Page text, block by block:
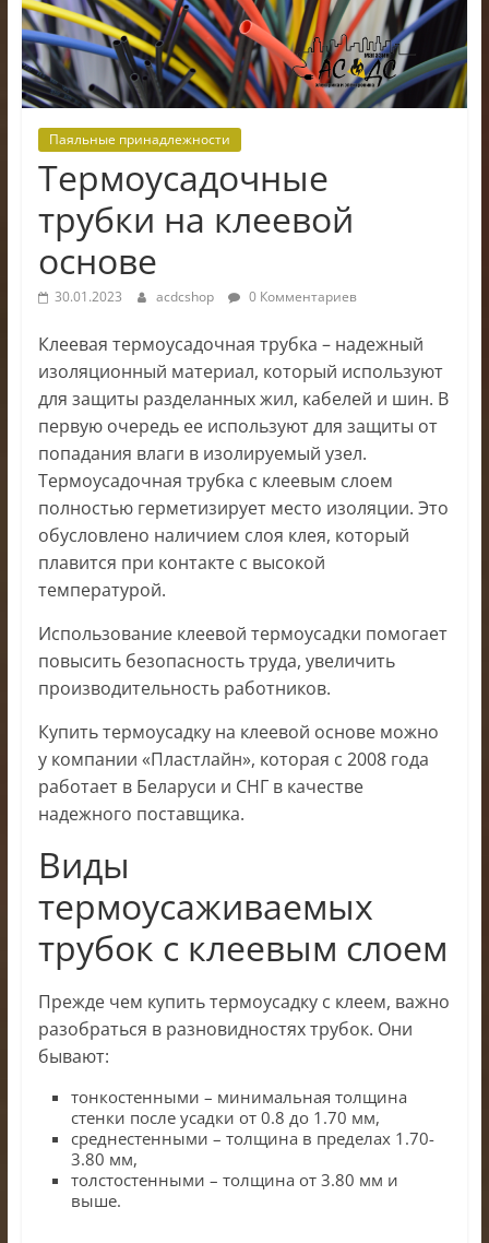
Паяльные принадлежности
Термоусадочные
трубки на клеевой
основе
30.01.2023 acdcshop 0 Комментариев
Клеевая термоусадочная трубка – надежный
изоляционный материал, который используют
для защиты разделанных жил, кабелей и шин. В
первую очередь ее используют для защиты от
попадания влаги в изолируемый узел.
Термоусадочная трубка с клеевым слоем
полностью герметизирует место изоляции. Это
обусловлено наличием слоя клея, который
плавится при контакте с высокой
температурой.
Использование клеевой термоусадки помогает
повысить безопасность труда, увеличить
производительность работников.
Купить термоусадку на клеевой основе можно
у компании «Пластлайн», которая с 2008 года
работает в Беларуси и СНГ в качестве
надежного поставщика.
Виды
термоусаживаемых
трубок с клеевым слоем
Прежде чем купить термоусадку с клеем, важно
разобраться в разновидностях трубок. Они
бывают:
тонкостенными – минимальная толщина
стенки после усадки от 0.8 до 1.70 мм,
среднестенными – толщина в пределах 1.70-
3.80 мм,
толстостенными – толщина от 3.80 мм и
выше.